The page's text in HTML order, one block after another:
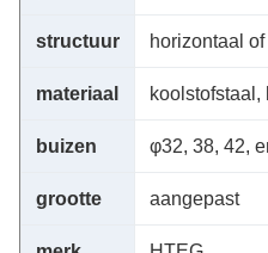
structuur horizontaal of
materiaal koolstofstaal,
buizen φ32, 38, 42,
grootte aangepast